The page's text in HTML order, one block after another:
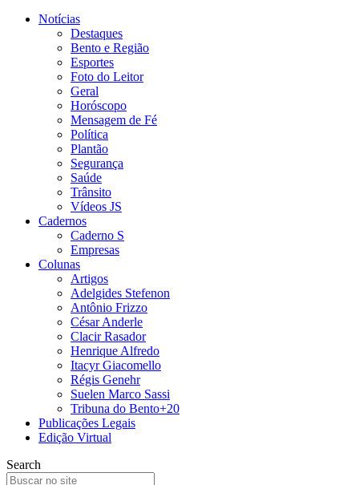
Notícias
Destaques
Bento e Região
Esportes
Foto do Leitor
Geral
Horóscopo
Mensagem de Fé
Política
Plantão
Segurança
Saúde
Trânsito
Vídeos JS
Cadernos
Caderno S
Empresas
Colunas
Artigos
Adelgides Stefenon
Antônio Frizzo
César Anderle
Clacir Rasador
Henrique Alfredo
Itacyr Giacomello
Régis Genehr
Suelen Marco Sassi
Tribuna do Bento+20
Publicações Legais
Edição Virtual
Search